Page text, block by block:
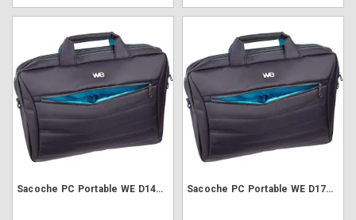
Sacoche PC Portable WE D14N2 Design V2 13-14" Nylon Noir Sacoche PC Portable WE D17N2 Design V2 17.3" Nylon Noir